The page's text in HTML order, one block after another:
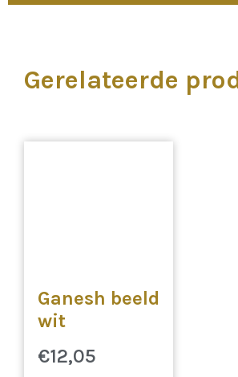
Gerelateerde
Ganesh beeld
wit
€12,05